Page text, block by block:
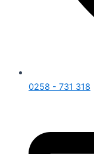
0258 - 731 318